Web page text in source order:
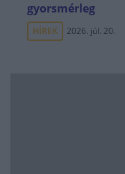
gyorsmérleg
HÍREK 2026. júl. 20.